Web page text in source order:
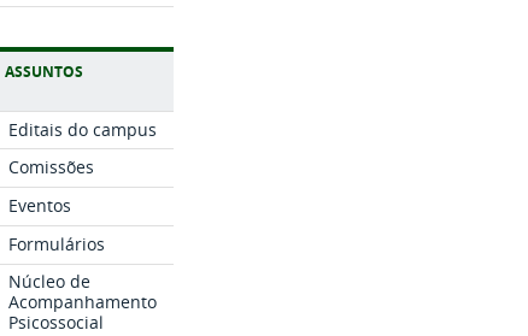
ASSUNTOS
Editais do campus
Comissões
Eventos
Formulários
Núcleo de
Acompanhamento
Psicossocial